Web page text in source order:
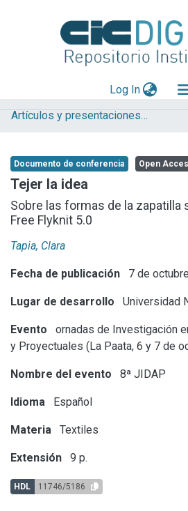
Log In(current)
Explorar
Aportar material
Statistics
Artículos y presentaciones en Congresos
Documento de conferencia Open
Tejer la idea
Sobre las formas de la zapatilla
Free Flyknit 5.0
Tapia, Clara
Fecha de publicación 7 de
Lugar de desarrollo Universidad
Evento
ornadas de Investigación
y Proyectuales (La Paata, 6 y 7 de
Nombre del evento 8ª JIDAP
Idioma Español
Materia Textiles
Extensión 9 p.
HDL 11746/5186